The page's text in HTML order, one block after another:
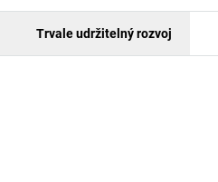
Trvale udržitelný rozvoj